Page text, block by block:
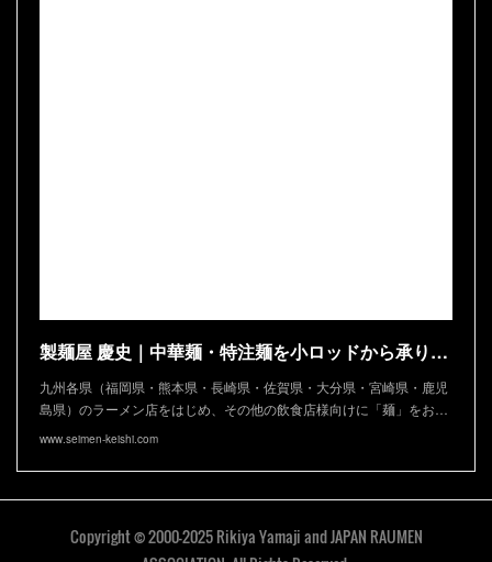
製麺屋 慶史｜中華麺・特注麺を小ロッドから承ります
九州各県（福岡県・熊本県・長崎県・佐賀県・大分県・宮崎県・鹿児
島県）のラーメン店をはじめ、その他の飲食店様向けに「麺」をお…
www.seimen-keishi.com
Copyright © 2000-2025 Rikiya Yamaji and JAPAN RAUMEN